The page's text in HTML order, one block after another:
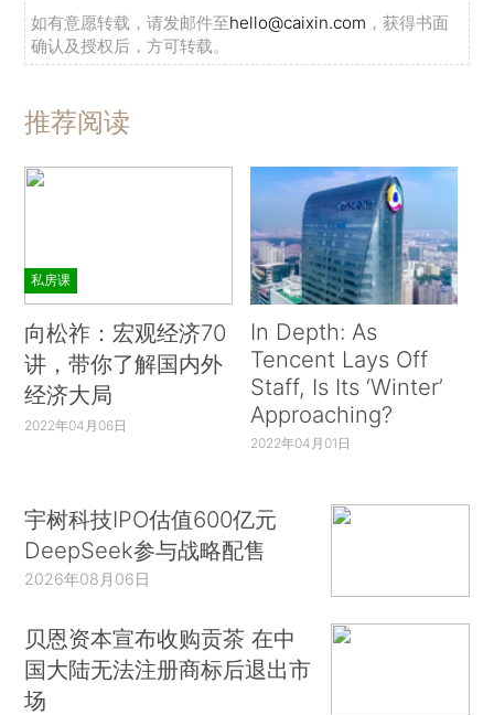
如有意愿转载，请发邮件至hello@caixin.com ，获得书面
确认及授权后，方可转载。
推荐阅读
私房课
向松祚：宏观经济70
讲，带你了解国内外
经济大局
2022年04月06日
In Depth: As
Tencent Lays Off
Staff, Is Its ‘Winter’
Approaching?
2022年04月01日
宇树科技IPO估值600亿元
DeepSeek参与战略配售
2026年08月06日
贝恩资本宣布收购贡茶 在中
国大陆无法注册商标后退出市
场